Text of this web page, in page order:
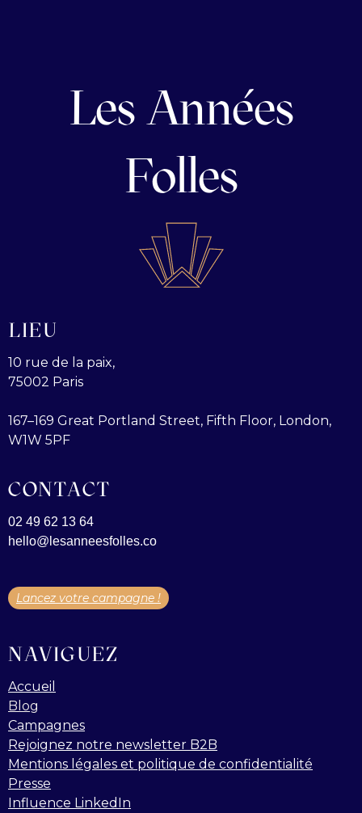
Les Années
Folles
LIEU
10 rue de la paix,
75002 Paris
167–169 Great Portland Street, Fifth Floor, London,
W1W 5PF
CONTACT
02 49 62 13 64
hello@lesanneesfolles.co
Lancez votre campagne !
NAVIGUEZ
Accueil
Blog
Campagnes
Rejoignez notre newsletter B2B
Mentions légales et politique de confidentialité
Presse
Influence LinkedIn